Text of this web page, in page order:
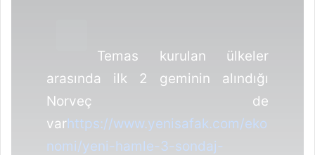
Temas kurulan ülkeler
arasında ilk 2 geminin alındığı
Norveç de
varhttps://www.yenisafak.com/eko
nomi/yeni-hamle-3-sondaj-